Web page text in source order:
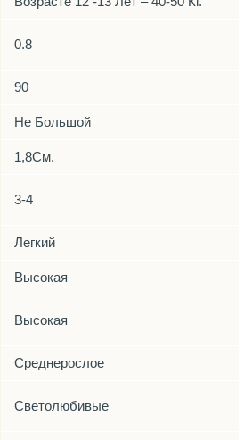
0.8
90
Не Большой
1,8См.
3-4
Легкий
Высокая
Высокая
Среднерослое
Светолюбивые